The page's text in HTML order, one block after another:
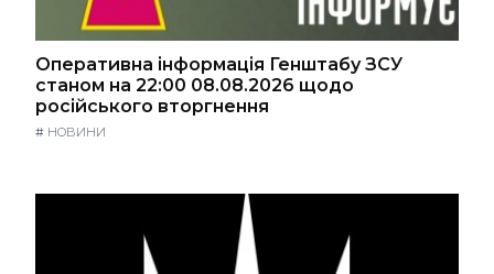
Оперативна інформація Генштабу ЗСУ
станом на 22:00 08.08.2026 щодо
російського вторгнення
# НОВИНИ